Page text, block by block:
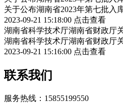
关于公布湖南省2023年第七批入
2023-09-21 15:18:00 点击查看
湖南省科学技术厅湖南省财政厅
湖南省科学技术厅湖南省财政厅
2023-09-21 15:16:00 点击查看
联系我们
服务热线：15855199550